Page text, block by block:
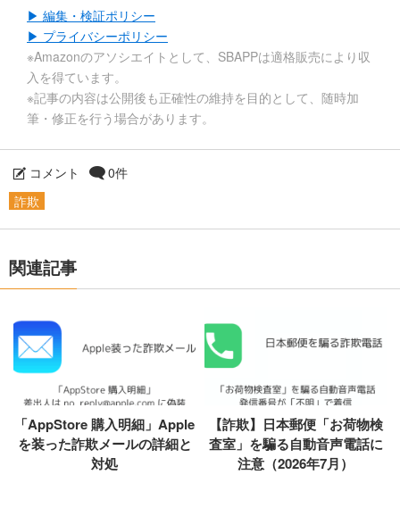
▶ 編集・検証ポリシー
▶ プライバシーポリシー
※Amazonのアソシエイトとして、SBAPPは適格販売により収
入を得ています。
※記事の内容は公開後も正確性の維持を目的として、随時加
筆・修正を行う場合があります。
コメント
0件
詐欺
関連記事
「AppStore 購入明細」Apple
を装った詐欺メールの詳細と
対処
【詐欺】日本郵便「お荷物検
査室」を騙る自動音声電話に
注意（2026年7月）